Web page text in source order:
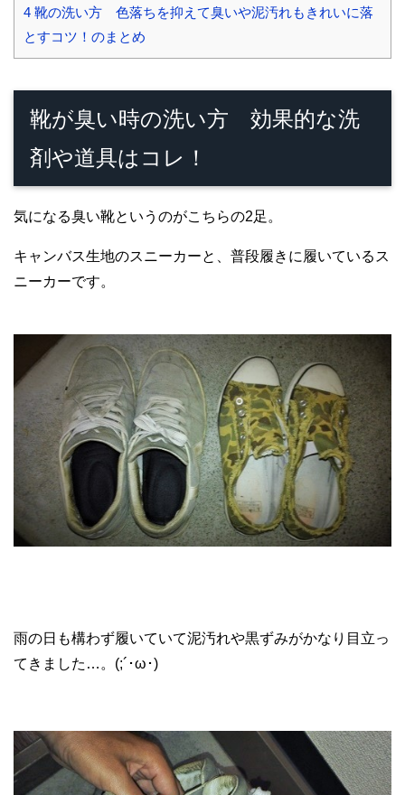
4 靴の洗い方 色落ちを抑えて臭いや泥汚れもきれいに落
とすコツ！のまとめ
靴が臭い時の洗い方 効果的な洗
剤や道具はコレ！
気になる臭い靴というのがこちらの2足。
キャンバス生地のスニーカーと、普段履きに履いているス
ニーカーです。
雨の日も構わず履いていて泥汚れや黒ずみがかなり目立っ
てきました…。(;´･ω･)